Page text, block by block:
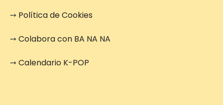
➙ Política de Cookies
➙Colabora con BA NA NA
➙Calendario K-POP